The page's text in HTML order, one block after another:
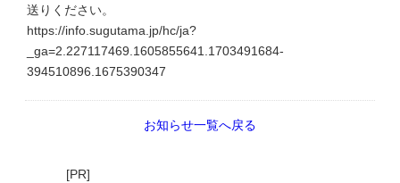
送りください。
https://info.sugutama.jp/hc/ja?
_ga=2.227117469.1605855641.1703491684-
394510896.1675390347
お知らせ一覧へ戻る
[PR]